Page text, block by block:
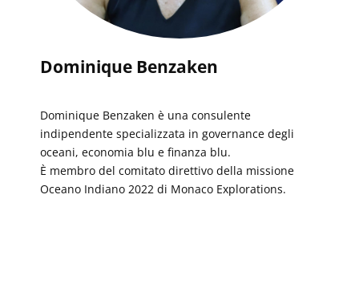
Dominique Benzaken
Dominique Benzaken è una consulente
indipendente specializzata in governance degli
oceani, economia blu e finanza blu.
È membro del comitato direttivo della missione
Oceano Indiano 2022 di Monaco Explorations.